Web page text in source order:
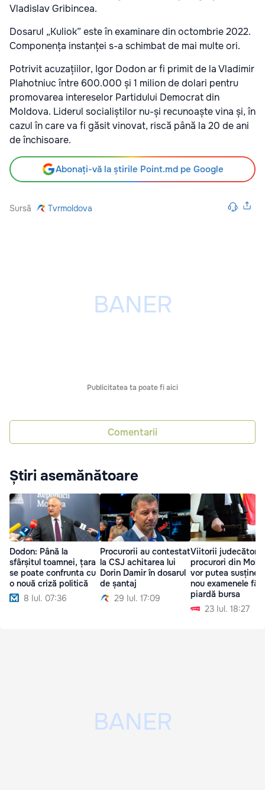
Vladislav Gribincea.
Dosarul „Kuliok” este în examinare din octombrie 2022.
Componența instanței s-a schimbat de mai multe ori.
Potrivit acuzațiilor, Igor Dodon ar fi primit de la Vladimir
Plahotniuc între 600.000 și 1 milion de dolari pentru
promovarea intereselor Partidului Democrat din
Moldova. Liderul socialiștilor nu-și recunoaște vina și, în
cazul în care va fi găsit vinovat, riscă până la 20 de ani
de închisoare.
Abonați-vă la știrile Point.md pe Google
Sursă Tvrmoldova
Publicitatea ta poate fi aici
Comentarii
Știri asemănătoare
Dodon: Până la
sfârșitul toamnei, țara
se poate confrunta cu
o nouă criză politică
8 Iul. 07:36
Procurorii au contestat
la CSJ achitarea lui
Dorin Damir în dosarul
de șantaj
29 Iul. 17:09
Viitorii judecători
procurori din
vor putea susține
nou examenele
piardă bursa
23 Iul. 18:27